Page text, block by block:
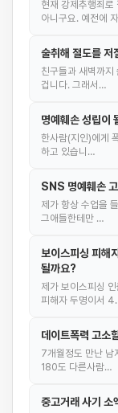
현재 강제추행죄로
아니구요. 예전에
술취해 절도를 저
친구들과 새벽까지
겁니다. 그래서…
명예훼손 성립이
한사람(지인)에게
하고 있습니…
SNS 명예훼손 고
제가 항상 수업을
그애들한테만 …
보이스피싱 피해
될까요?
제가 보이스피싱
피해자 두명이서
데이트폭력 고소
7개월정도 만난 남
180도 다른사람…
중고거래 사기 소